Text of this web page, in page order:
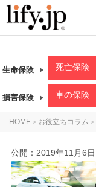
生命保険 死亡保険
損害保険 車の保険
HOME > お役立ちコラム >
公開： 2019年11月6日